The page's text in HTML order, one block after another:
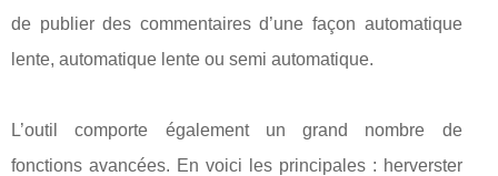
de publier des commentaires d’une façon automatique
lente, automatique lente ou semi automatique.
L’outil comporte également un grand nombre de
fonctions avancées. En voici les principales : herverster